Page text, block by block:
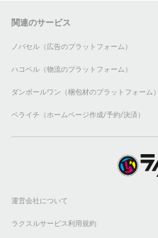
関連のサービス
ノバセル（広告のプラットフォーム）
ハコベル（物流のプラットフォーム）
ダンボールワン（梱包材のプラットフォーム）
ペライチ（ホームページ作成/予約/決済）
運営会社について
ラクスルサービス利用規約